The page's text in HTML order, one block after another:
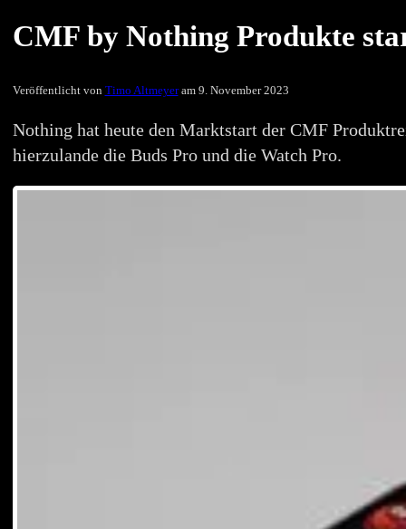
CMF by Nothing Produkte
Veröffentlicht von Timo Altmeyeram 9. November 2023
Nothing hat heute den Marktstart der CMF
hierzulande die Buds Pro und die Watch Pro.